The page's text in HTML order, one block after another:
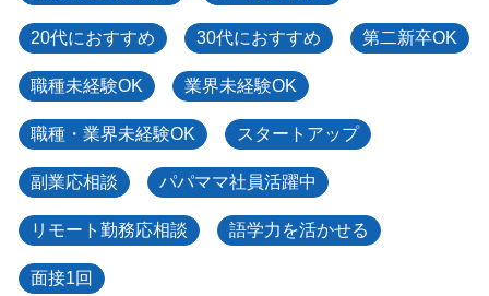
20代におすすめ 30代におすすめ 第二新卒OK
職種未経験OK 業界未経験OK
職種・業界未経験OK スタートアップ
副業応相談 パパママ社員活躍中
リモート勤務応相談 語学力を活かせる
面接1回